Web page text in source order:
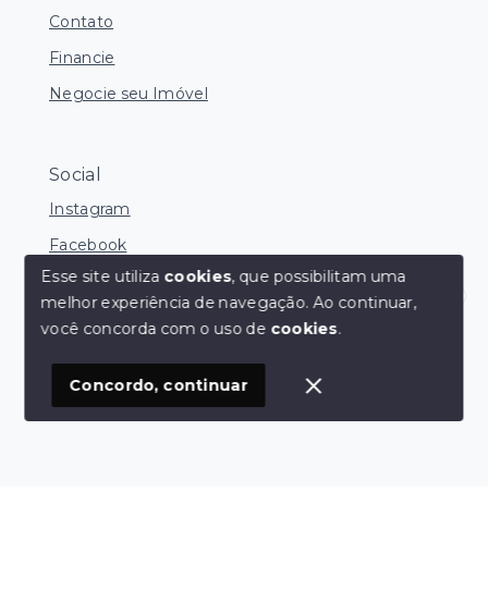
Olá! Estamos disponíveis para te ajudar.
Contato
Financie
Negocie seu Imóvel
Social
Instagram
Facebook
© Copyright 2026 - FNS Negócios Imobiliários - Todos
SITE PARA IMOBILIARIA
Esse site utiliza cookies, que possibilitam uma
melhor experiência de navegação.Ao continuar,
você concorda com o uso de cookies.
Concordo, continuar